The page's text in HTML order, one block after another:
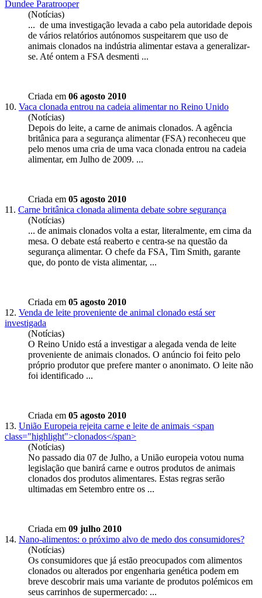
Dundee Paratrooper
(Notícias)
... de uma investigação levada a cabo pela autoridade depois
de vários relatórios autónomos suspeitarem que uso de
animais clonados na indústria alimentar estava a generalizar-
se. Até ontem a FSA desmenti ...
Criada em 06 agosto 2010
10. Vaca clonada entrou na cadeia alimentar no Reino Unido
(Notícias)
Depois do leite, a carne de animais clonados. A agência
britânica para a segurança alimentar (FSA) reconheceu que
pelo menos uma cria de uma vaca clonada entrou na cadeia
alimentar, em Julho de 2009. ...
Criada em 05 agosto 2010
11. Carne britânica clonada alimenta debate sobre segurança
(Notícias)
... de animais clonados volta a estar, literalmente, em cima da
mesa. O debate está reaberto e centra-se na questão da
segurança alimentar. O chefe da FSA, Tim Smith, garante
que, do ponto de vista alimentar, ...
Criada em 05 agosto 2010
12. Venda de leite proveniente de animal clonado está ser
investigada
(Notícias)
O Reino Unido está a investigar a alegada venda de leite
proveniente de animais clonados. O anúncio foi feito pelo
próprio produtor que prefere manter o anonimato. O leite não
foi identificado ...
Criada em 05 agosto 2010
13. União Europeia rejeita carne e leite de animais <span
class="highlight">clonados</span>
(Notícias)
No passado dia 07 de Julho, a União europeia votou numa
legislação que banirá carne e outros produtos de animais
clonados dos produtos alimentares. Estas regras serão
ultimadas em Setembro entre os ...
Criada em 09 julho 2010
14. Nano-alimentos: o próximo alvo de medo dos consumidores?
(Notícias)
Os consumidores que já estão preocupados com alimentos
clonados ou alterados por engenharia genética podem em
breve descobrir mais uma variante de produtos polémicos em
seus carrinhos de supermercado: ...